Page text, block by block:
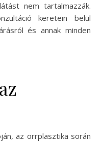
nem tartalmazzák.
keretein belül
és annak minden
az orrplasztika során